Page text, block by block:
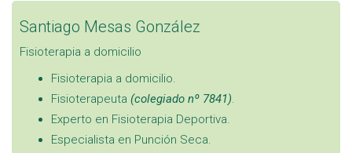
Santiago Mesas González
Fisioterapia a domicilio
Fisioterapia a domicilio.
Fisioterapeuta (colegiado nº 7841)
Experto en Fisioterapia Deportiva.
Especialista en Punción Seca.